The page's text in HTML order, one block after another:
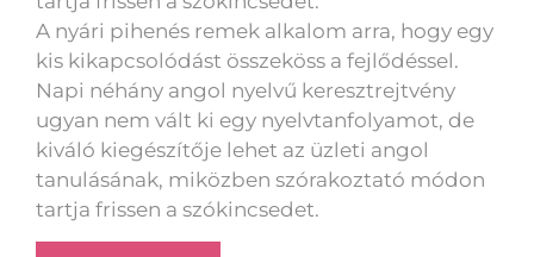
A nyári pihenés remek alkalom arra, hogy egy
kis kikapcsolódást összeköss a fejlődéssel.
Napi néhány angol nyelvű keresztrejtvény
ugyan nem vált ki egy nyelvtanfolyamot, de
kiváló kiegészítője lehet az üzleti angol
tanulásának, miközben szórakoztató módon
tartja frissen a szókincsedet.